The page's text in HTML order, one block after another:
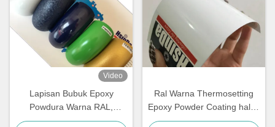
Video
Lapisan Bubuk Epoxy
Powdura Warna RAL,
Pelapis Bubuk Tahan Kimia
Ral Warna Thermosetting
Epoxy Powder Coating halus
High Gloss Menghemat